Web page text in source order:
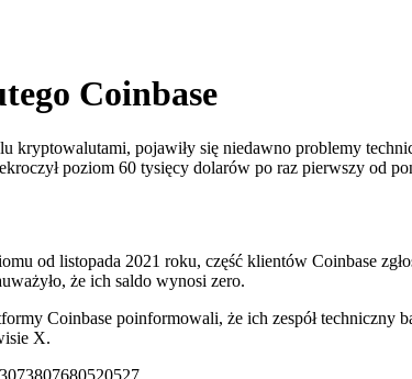
Coinbase
kryptowalutami, pojawiły się niedawno problemy
poziom 60 tysięcy dolarów po raz pierwszy od
od listopada 2021 roku, część klientów Coinbase
że ich saldo wynosi zero.
Coinbase poinformowali, że ich zespół
X.